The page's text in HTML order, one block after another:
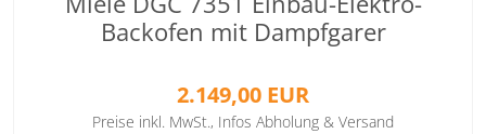
Backofen mit Dampfgarer
2.149,00 EUR
Preise inkl. MwSt., Infos Abholung & Versand